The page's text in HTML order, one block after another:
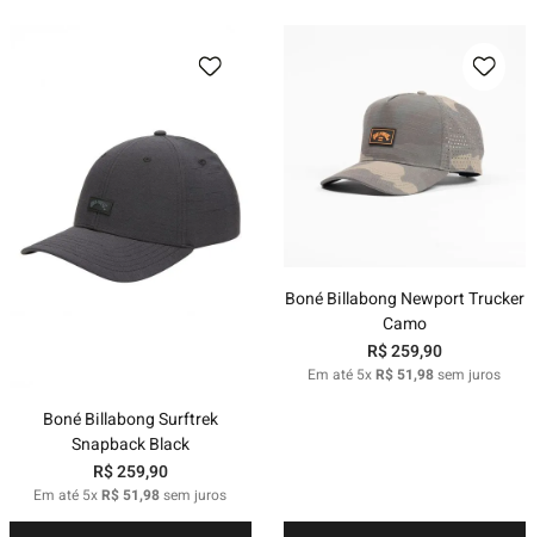
Boné Billabong Surftrek
Snapback Black
R$259,90
Em até 5xR$ 51,98sem juros
Boné Billabong Newport Trucker
Camo
R$259,90
Em até 5xR$ 51,98sem juros